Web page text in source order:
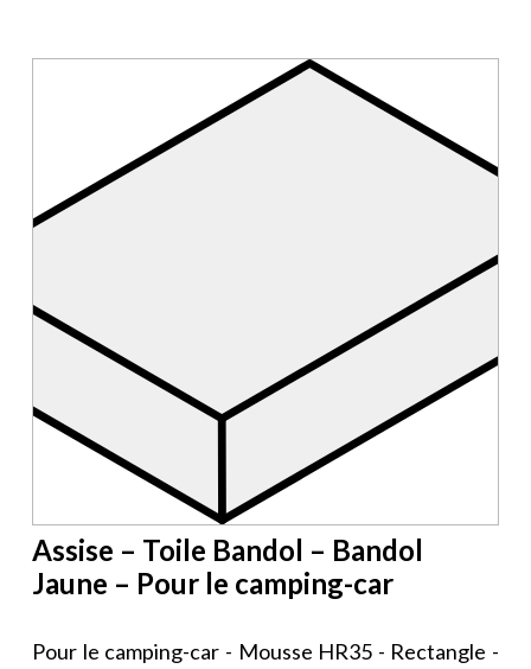
Assise – Toile Bandol – Bandol
Jaune – Pour le camping-car
Pour le camping-car - Mousse HR35 - Rectangle -